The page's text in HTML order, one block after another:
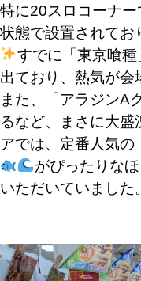
特に20スロコーナ
状態で設置されてお
すでに「東京喰
出ており、熱気が会
また、「アラジンA
るなど、まさに大盛
アでは、定番人気
がぴったりな
いただいていました。